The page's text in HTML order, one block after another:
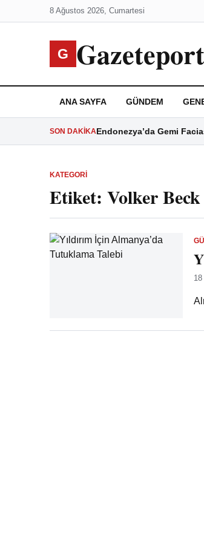
8 Ağustos 2026, Cumartesi
G Gazeteport
ANA SAYFA GÜNDEM
SON DAKIKAEndonezya’da Gemi
KATEGORI
Etiket: Volker Beck